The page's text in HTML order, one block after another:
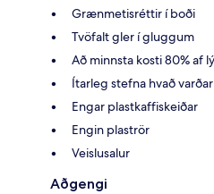
Grænmetisréttir í boði
Tvöfalt gler í gluggum
Að minnsta kosti 80% af
Ítarleg stefna hvað
Engar plastkaffiskeiðar
Engin plaströr
Veislusalur
Aðgengi